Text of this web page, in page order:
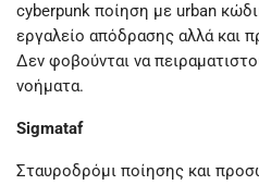
cyberpunk ποίηση με urban
εργαλείο απόδρασης αλλά και
Δεν φοβούνται να
νοήματα.
Sigmataf
Σταυροδρόμι ποίησης και